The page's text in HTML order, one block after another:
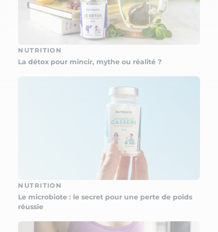
NUTRITION
La détox pour mincir, mythe ou réalité ?
NUTRITION
Le microbiote : le secret pour une perte de poids
réussie